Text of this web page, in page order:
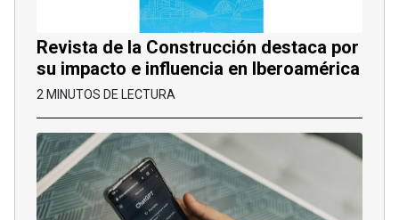
Revista de la Construcción destaca por
su impacto e influencia en Iberoamérica
2 MINUTOS DE LECTURA